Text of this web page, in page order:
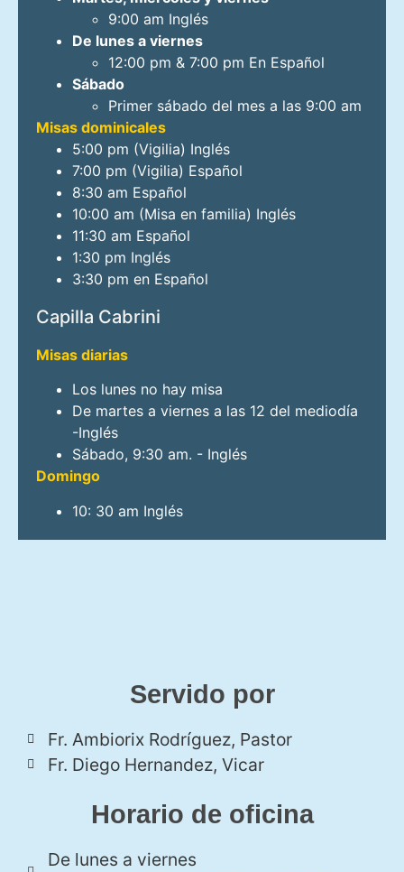
9:00 am Inglés
De lunes a viernes
12:00 pm & 7:00 pm En Español
Sábado
Primer sábado del mes a las 9:00 am
Misas dominicales
5:00 pm (Vigilia) Inglés
7:00 pm (Vigilia) Español
8:30 am Español
10:00 am (Misa en familia) Inglés
11:30 am Español
1:30 pm Inglés
3:30 pm en Español
Capilla Cabrini
Misas diarias
Los lunes no hay misa
De martes a viernes a las 12 del mediodía
-Inglés
Sábado, 9:30 am. - Inglés
Domingo
10: 30 am Inglés
Servido por
Fr. Ambiorix Rodríguez, Pastor
Fr. Diego Hernandez, Vicar
Horario de oficina
De lunes a viernes